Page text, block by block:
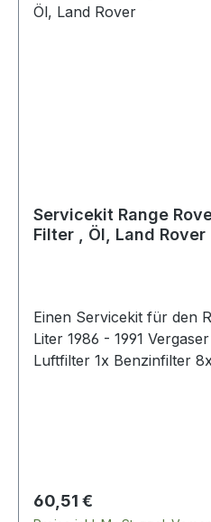
Servicekit Range
Filter , Öl, Land Rover
Einen Servicekit für den
Liter 1986 - 1991
Luftfilter 1x Benzinfilter
Regulärer Preis:
60,51 €